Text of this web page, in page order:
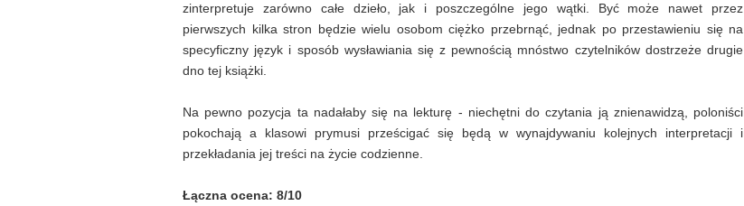
zinterpretuje zarówno całe dzieło, jak i poszczególne jego wątki. Być może nawet przez
pierwszych kilka stron będzie wielu osobom ciężko przebrnąć, jednak po przestawieniu się na
specyficzny język i sposób wysławiania się z pewnością mnóstwo czytelników dostrzeże drugie
dno tej książki.
Na pewno pozycja ta nadałaby się na lekturę - niechętni do czytania ją znienawidzą, poloniści
pokochają a klasowi prymusi prześcigać się będą w wynajdywaniu kolejnych interpretacji i
przekładania jej treści na życie codzienne.
Łączna ocena: 8/10